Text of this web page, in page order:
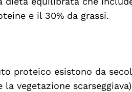
e il 30% da grassi.
proteico esistono da
la vegetazione